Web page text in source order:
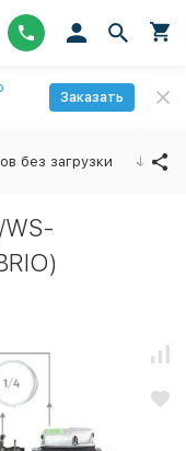
Заказать
без загрузки ↓